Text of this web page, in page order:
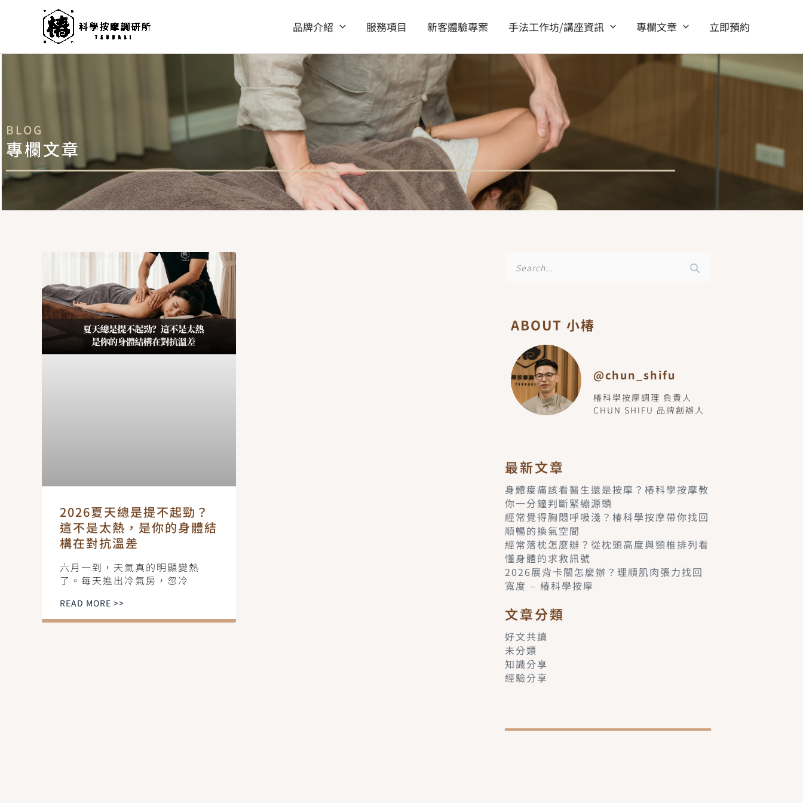
品牌介紹 服務項目 新客體驗專案 手法工作坊/講座資訊 專欄文章 立即預約
BLOG
專欄文章
2026夏天總是提不起勁？
這不是太熱，是你的身體結
構在對抗溫差
六月一到，天氣真的明顯變熱
了。每天進出冷氣房，忽冷
READ MORE >>
ABOUT 小椿
@chun_shifu
椿科學按摩調理 負責人
CHUN SHIFU 品牌創辦人
最新文章
身體痠痛該看醫生還是按摩？椿科學按摩教
你一分鐘判斷緊繃源頭
經常覺得胸悶呼吸淺？椿科學按摩帶你找回
順暢的換氣空間
經常落枕怎麼辦？從枕頭高度與頸椎排列看
懂身體的求救訊號
2026展背卡關怎麼辦？理順肌肉張力找回
寬度 – 椿科學按摩
文章分類
好文共讀
未分類
知識分享
經驗分享